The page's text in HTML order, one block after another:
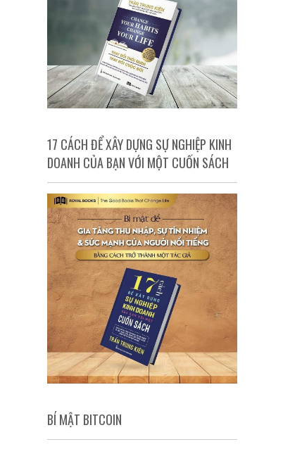
17 CÁCH ĐỂ XÂY DỰNG SỰ NGHIỆP KINH
DOANH CỦA BẠN VỚI MỘT CUỐN SÁCH
BÍ MẬT BITCOIN